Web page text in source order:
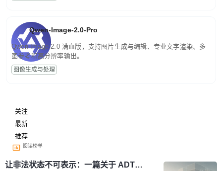
Qwen-Image-2.0-Pro
Qwen-Image-2.0 满血版，支持图片生成与编辑、专业文字渲染、多
图参考和高分辨率输出。
图像生成与处理
关注
最新
推荐
阅读榜单
让非法状态不可表示：一篇关于 ADT